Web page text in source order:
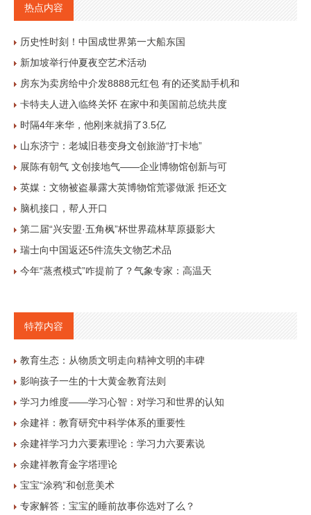
热点内容
历史性时刻！中国成世界第一大船东国
新加坡举行仲夏夜空艺术活动
房东为卖房给中介发8888元红包 有的还奖励手机和
卡特夫人进入临终关怀 在家中和美国前总统共度
时隔4年来华，他刚来就捐了3.5亿
山东济宁：老城旧巷变身文创旅游“打卡地”
展陈有朝气 文创接地气——企业博物馆创新与可
英媒：文物被盗暴露大英博物馆荒谬做派 拒还文
脑机接口，帮人开口
第二届“兴安盟·五角枫”杯世界疏林草原摄影大
瑞士向中国返还5件流失文物艺术品
今年“蒸煮模式”咋提前了？气象专家：高温天
特荐内容
教育生态：从物质文明走向精神文明的丰碑
影响孩子一生的十大黄金教育法则
学习力维度——学习心智：对学习和世界的认知
余建祥：教育研究中科学体系的重要性
余建祥学习力六要素理论：学习力六要素说
余建祥教育金字塔理论
宝宝“涂鸦”和创意美术
专家解答：宝宝的睡前故事你选对了么？